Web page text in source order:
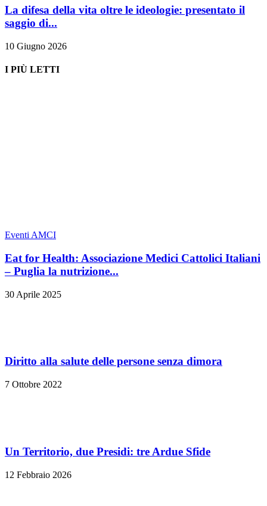
La difesa della vita oltre le ideologie: presentato il
saggio di...
10 Giugno 2026
I PIÙ LETTI
Eventi AMCI
Eat for Health: Associazione Medici Cattolici Italiani
– Puglia la nutrizione...
30 Aprile 2025
Diritto alla salute delle persone senza dimora
7 Ottobre 2022
Un Territorio, due Presidi: tre Ardue Sfide
12 Febbraio 2026